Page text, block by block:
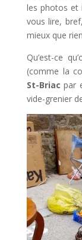
les photos et
vous lire,
mieux que
Qu’est-ce
(comme la
St-Briac par
vide-grenier